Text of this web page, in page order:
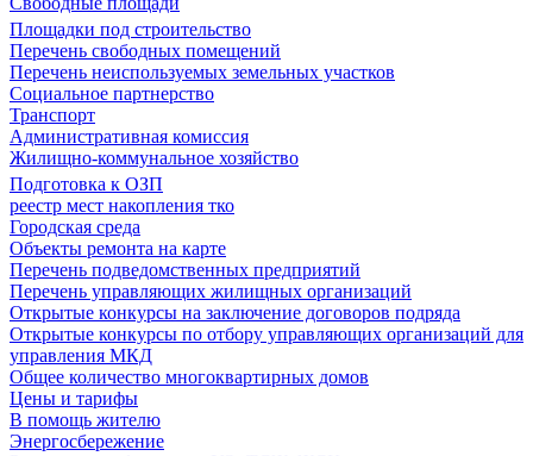
Площадки под строительство
Перечень свободных помещений
Перечень неиспользуемых земельных участков
Социальное партнерство
Транспорт
Административная комиссия
Жилищно-коммунальное хозяйство
Подготовка к ОЗП
реестр мест накопления тко
Городская среда
Объекты ремонта на карте
Перечень подведомственных предприятий
Перечень управляющих жилищных организаций
Открытые конкурсы на заключение договоров подряда
Открытые конкурсы по отбору управляющих организаций для
управления МКД
Общее количество многоквартирных домов
Цены и тарифы
В помощь жителю
Энергосбережение